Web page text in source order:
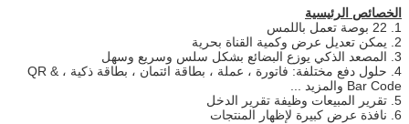
الخصائص الرئيسية
1. 22 بوصة تعمل باللمس
2. يمكن تعديل عرض وكمية القناة بحرية
3. المصعد الذكي يوزع البضائع بشكل سلس وسريع وسهل
4. حلول دفع مختلفة: فاتورة ، عملة ، بطاقة ائتمان ، بطاقة ذكية ، QR &
Bar Code والمزيد ...
5. تقرير المبيعات وظيفة تقرير الدخل
6. نافذة عرض كبيرة لإظهار المنتجات